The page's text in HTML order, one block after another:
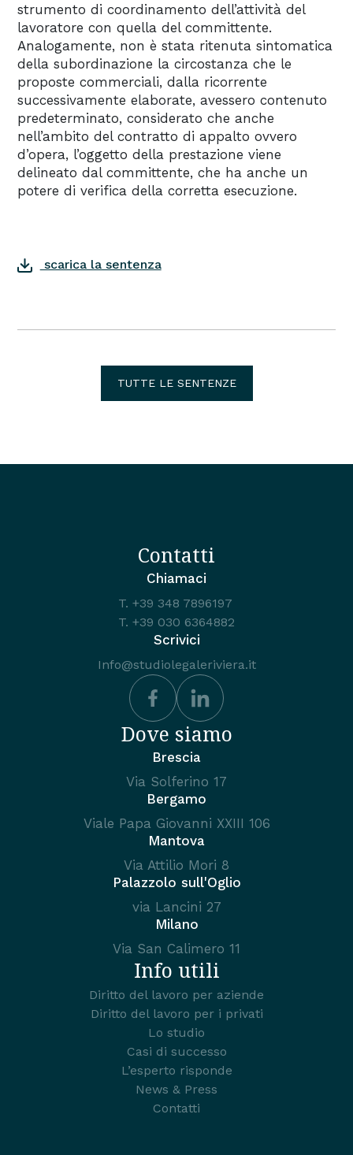
strumento di coordinamento dell’attività del
lavoratore con quella del committente.
Analogamente, non è stata ritenuta sintomatica
della subordinazione la circostanza che le
proposte commerciali, dalla ricorrente
successivamente elaborate, avessero contenuto
predeterminato, considerato che anche
nell’ambito del contratto di appalto ovvero
d’opera, l’oggetto della prestazione viene
delineato dal committente, che ha anche un
potere di verifica della corretta esecuzione.
scarica la sentenza
TUTTE LE SENTENZE
Contatti
Chiamaci
T. +39 348 7896197
T. +39 030 6364882
Scrivici
Info@studiolegaleriviera.it
Dove siamo
Brescia
Via Solferino 17
Bergamo
Viale Papa Giovanni XXIII 106
Mantova
Via Attilio Mori 8
Palazzolo sull'Oglio
via Lancini 27
Milano
Via San Calimero 11
Info utili
Diritto del lavoro per aziende
Diritto del lavoro per i privati
Lo studio
Casi di successo
L’esperto risponde
News & Press
Contatti